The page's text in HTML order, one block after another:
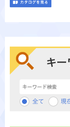
キーワード検索